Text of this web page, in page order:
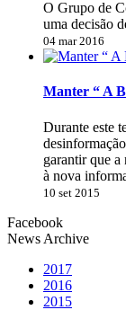
O Grupo de
uma decisão
04 mar 2016
Manter “ A
Durante este
garantir que a
à nova
10 set 2015
Facebook
News Archive
2017
2016
2015